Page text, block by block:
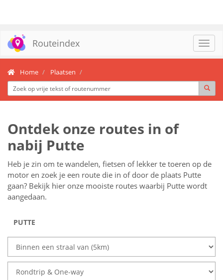
Routeindex
Home Plaatsen
Ontdek onze routes in of
nabij Putte
Heb je zin om te wandelen, fietsen of lekker te toeren op de
motor en zoek je een route die in of door de plaats Putte
gaan? Bekijk hier onze mooiste routes waarbij Putte wordt
aangedaan.